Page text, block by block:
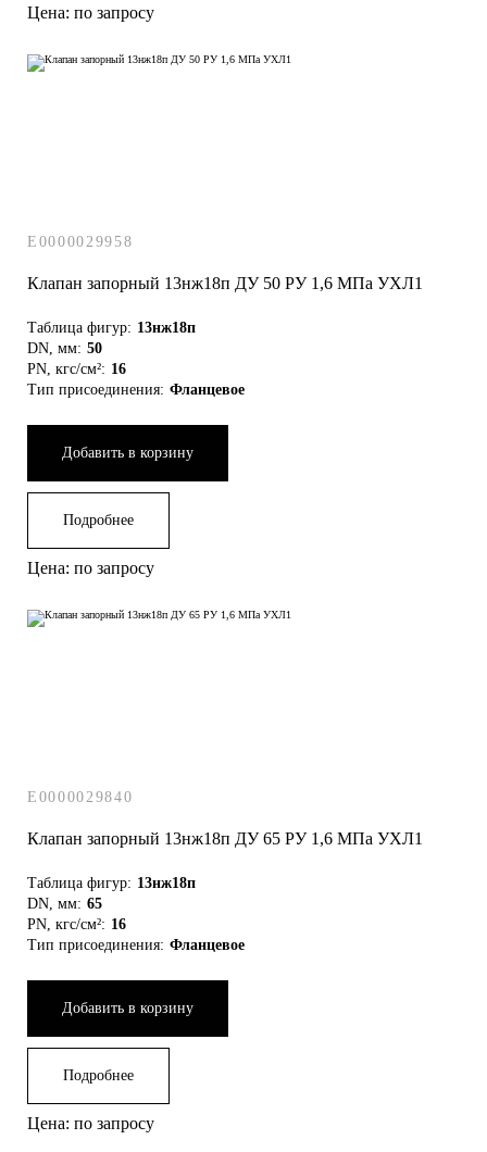
Цена: по запросу
E0000029958
Клапан запорный 13нж18п ДУ 50 РУ 1,6 МПа УХЛ1
Таблица фигур: 13нж18п
DN, мм: 50
PN, кгс/см²: 16
Тип присоединения: Фланцевое
Добавить в корзину
Подробнее
Цена: по запросу
E0000029840
Клапан запорный 13нж18п ДУ 65 РУ 1,6 МПа УХЛ1
Таблица фигур: 13нж18п
DN, мм: 65
PN, кгс/см²: 16
Тип присоединения: Фланцевое
Добавить в корзину
Подробнее
Цена: по запросу